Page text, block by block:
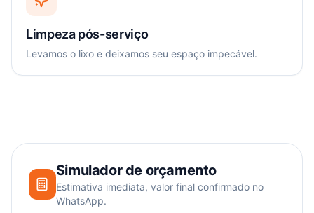
Limpeza pós-serviço
Levamos o lixo e deixamos seu espaço impecável.
Simulador de orçamento
Estimativa imediata, valor final confirmado no
WhatsApp.